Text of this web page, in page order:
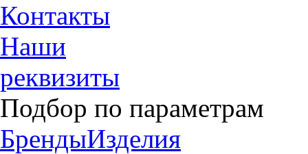
Контакты
Наши
реквизиты
Подбор по параметрам
БрендыИзделия